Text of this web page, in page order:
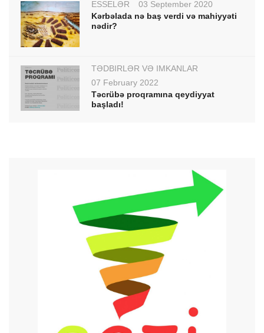
ESSELƏR
03 September 2020
Kərbəlada nə baş verdi və mahiyyəti
nədir?
TƏDBİRLƏR VƏ İMKANLAR
07 February 2022
Təcrübə proqramına qeydiyyat
başladı!